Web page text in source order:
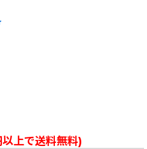
上で送料無料)